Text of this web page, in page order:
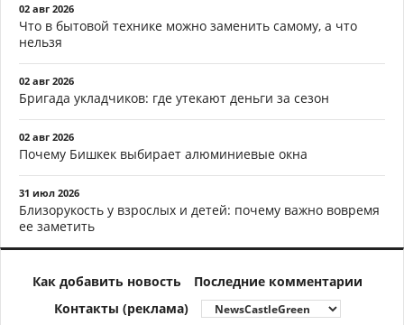
02 авг 2026
Что в бытовой технике можно заменить самому, а что
нельзя
02 авг 2026
Бригада укладчиков: где утекают деньги за сезон
02 авг 2026
Почему Бишкек выбирает алюминиевые окна
31 июл 2026
Близорукость у взрослых и детей: почему важно вовремя
ее заметить
Как добавить новость
Последние комментарии
Контакты (реклама)